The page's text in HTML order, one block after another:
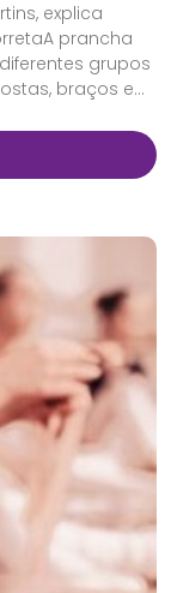
explica
prancha
grupos
braços e...